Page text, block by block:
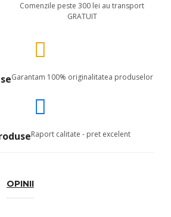
Comenzile peste 300 lei au transport
GRATUIT
Garantam 100% originalitatea produselor
Raport calitate - pret excelent
OPINII